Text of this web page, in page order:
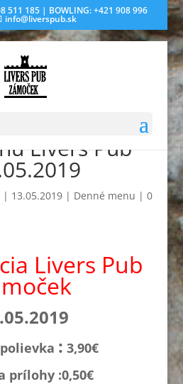
511 185 | BOWLING: +421 908 996
info@liverspub.sk
Livers Pub
| 13.05.2019| Denné menu | 0
Livers Pub
: 3,90€
prílohy :0,50€